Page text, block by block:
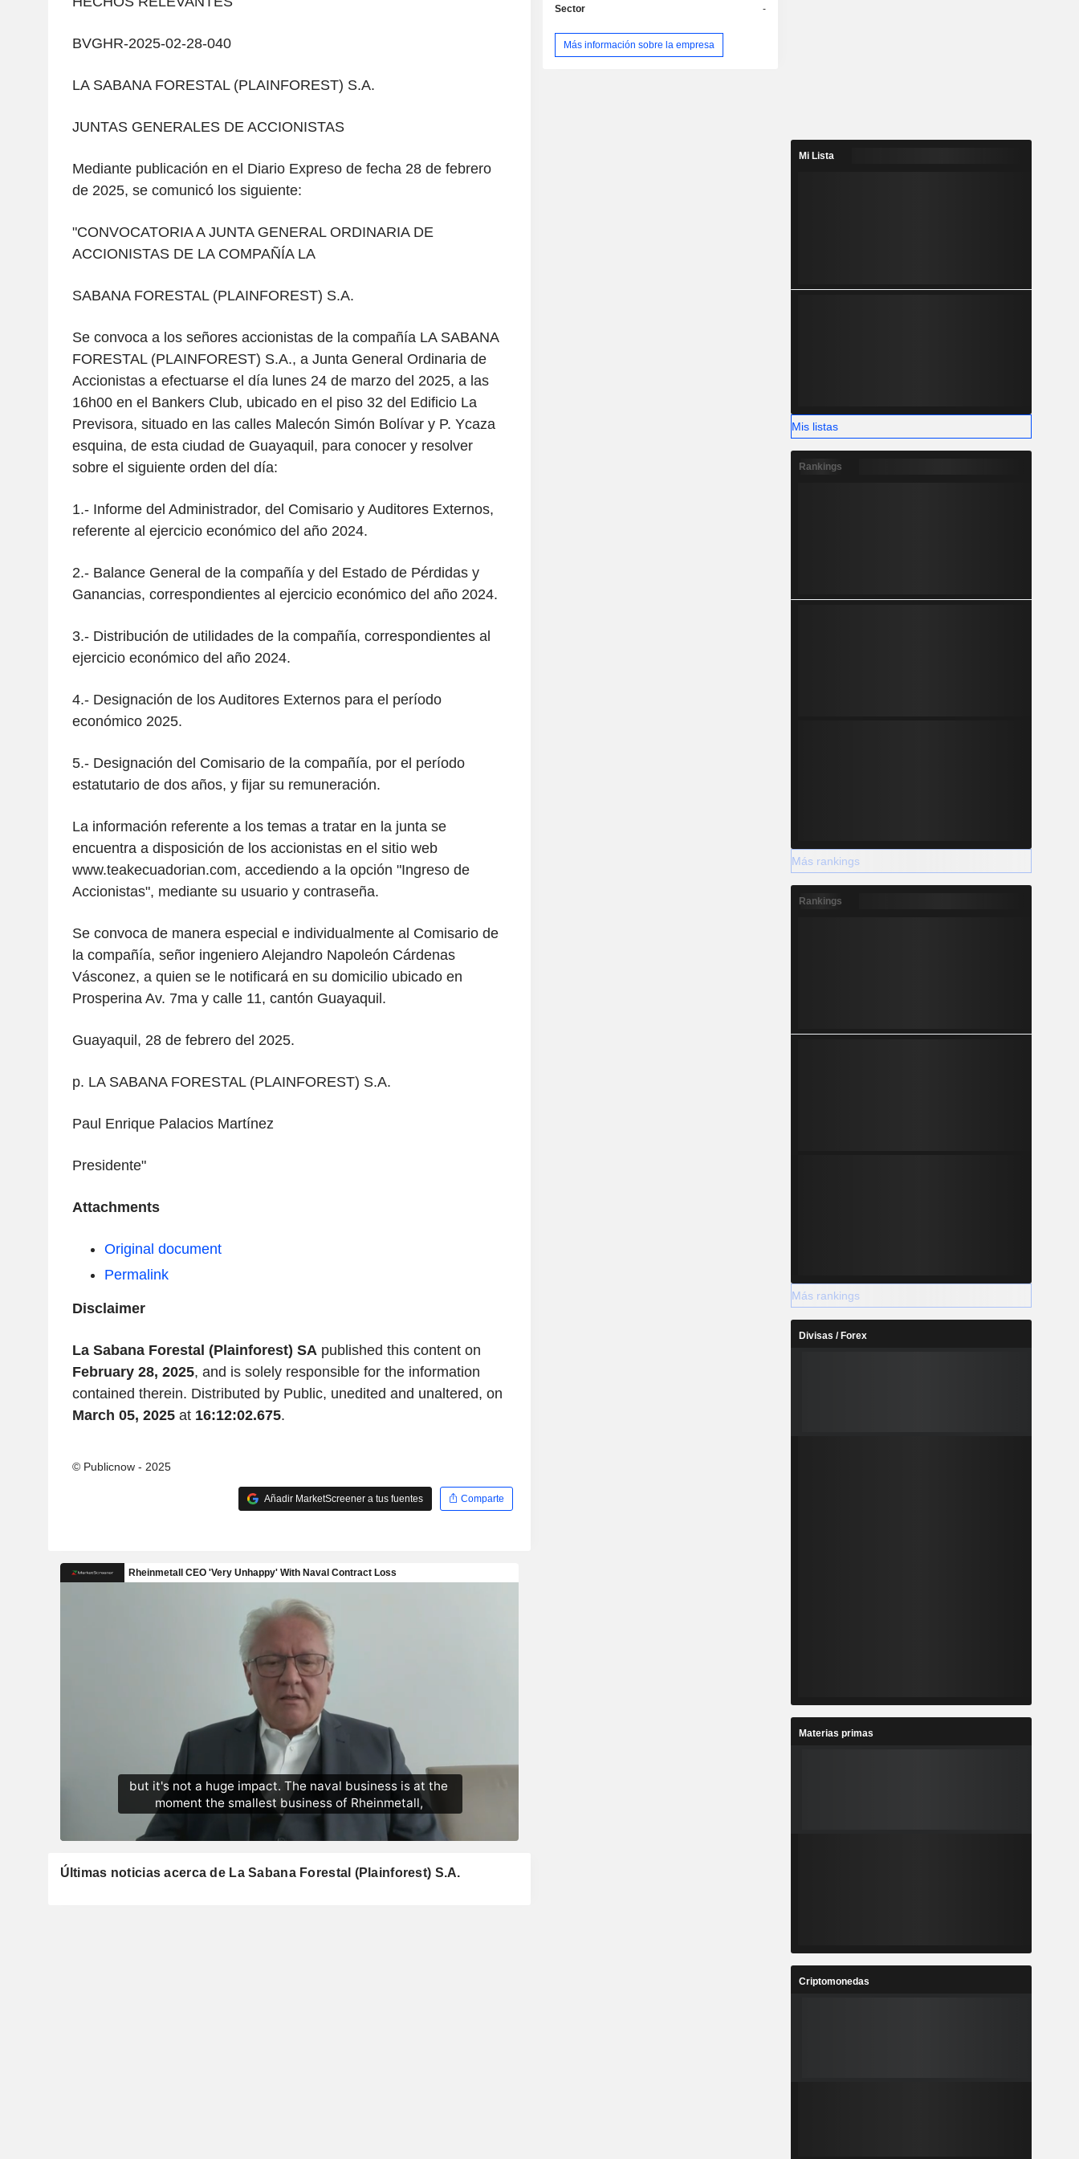
BVGHR-2025-02-28-040
LA SABANA FORESTAL (PLAINFOREST) S.A.
JUNTAS GENERALES DE ACCIONISTAS
Mediante publicación en el Diario Expreso de fecha 28 de febrero
de 2025, se comunicó los siguiente:
"CONVOCATORIA A JUNTA GENERAL ORDINARIA DE
ACCIONISTAS DE LA COMPAÑÍA LA
SABANA FORESTAL (PLAINFOREST) S.A.
Se convoca a los señores accionistas de la compañía LA SABANA
FORESTAL (PLAINFOREST) S.A., a Junta General Ordinaria de
Accionistas a efectuarse el día lunes 24 de marzo del 2025, a las
16h00 en el Bankers Club, ubicado en el piso 32 del Edificio La
Previsora, situado en las calles Malecón Simón Bolívar y P. Ycaza
esquina, de esta ciudad de Guayaquil, para conocer y resolver
sobre el siguiente orden del día:
1.- Informe del Administrador, del Comisario y Auditores Externos,
referente al ejercicio económico del año 2024.
2.- Balance General de la compañía y del Estado de Pérdidas y
Ganancias, correspondientes al ejercicio económico del año 2024.
3.- Distribución de utilidades de la compañía, correspondientes al
ejercicio económico del año 2024.
4.- Designación de los Auditores Externos para el período
económico 2025.
5.- Designación del Comisario de la compañía, por el período
estatutario de dos años, y fijar su remuneración.
La información referente a los temas a tratar en la junta se
encuentra a disposición de los accionistas en el sitio web
www.teakecuadorian.com, accediendo a la opción "Ingreso de
Accionistas", mediante su usuario y contraseña.
Se convoca de manera especial e individualmente al Comisario de
la compañía, señor ingeniero Alejandro Napoleón Cárdenas
Vásconez, a quien se le notificará en su domicilio ubicado en
Prosperina Av. 7ma y calle 11, cantón Guayaquil.
Guayaquil, 28 de febrero del 2025.
p. LA SABANA FORESTAL (PLAINFOREST) S.A.
Paul Enrique Palacios Martínez
Presidente"
Attachments
Original document
Permalink
Disclaimer
La Sabana Forestal (Plainforest) SApublished this content on
February 28, 2025, and is solely responsible for the information
contained therein. Distributed by Public, unedited and unaltered, on
March 05, 2025at 16:12:02.675.
© Publicnow - 2025
Añadir MarketScreener a tus fuentes Comparte
Últimas noticias acerca de La Sabana Forestal (Plainforest) S.A.
Sector -
Más información sobre la empresa
Mi Lista
Mis listas
Rankings
Más rankings
Rankings
Más rankings
Divisas / Forex
Materias primas
Criptomonedas